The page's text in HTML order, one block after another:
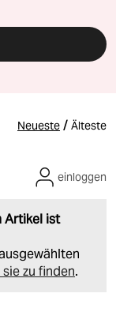
Neueste / Älteste
Artikel ist
zu finden.
einloggen